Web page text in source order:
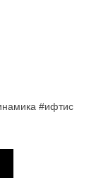
#ифтис